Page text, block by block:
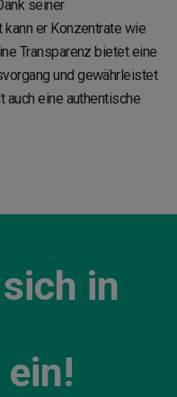
seiner
er Konzentrate wie
Transparenz bietet eine
und gewährleistet
auch eine authentische
in